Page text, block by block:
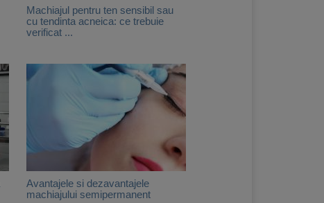
Machiajul pentru ten sensibil sau
cu tendinta acneica: ce trebuie
verificat ...
Avantajele si dezavantajele
machiajului semipermanent